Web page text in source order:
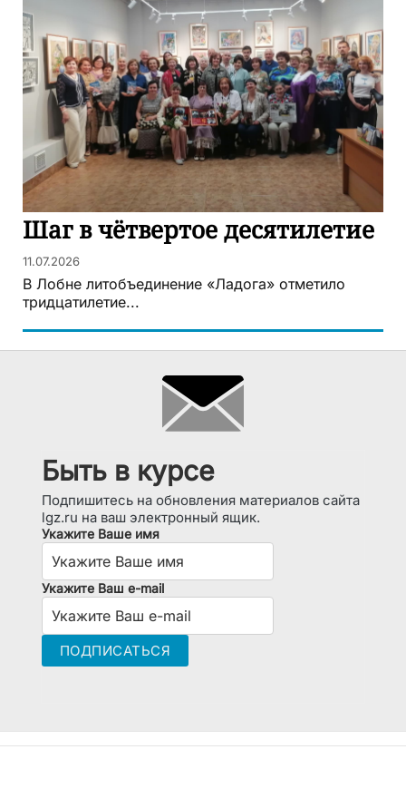
Шаг в чётвертое десятилетие
11.07.2026
В Лобне литобъединение «Ладога» отметило
тридцатилетие...
Быть в курсе
Подпишитесь на обновления материалов сайта
lgz.ru на ваш электронный ящик.
Укажите Ваше имя
Укажите Ваш e-mail